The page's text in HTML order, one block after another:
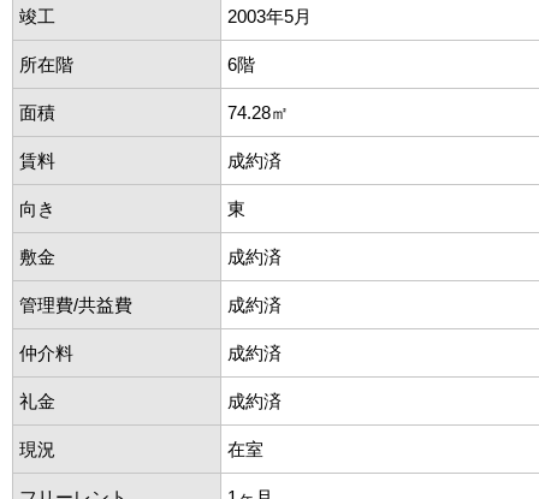
竣工 2003年5月
所在階 6階
面積 74.28㎡
賃料 成約済
向き 東
敷金 成約済
管理費/共益費 成約済
仲介料 成約済
礼金 成約済
現況 在室